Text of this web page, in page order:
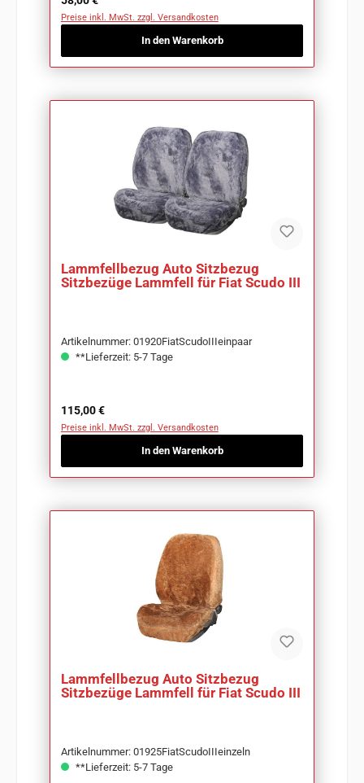
Preise inkl. MwSt. zzgl. Versandkosten
In den Warenkorb
Lammfellbezug Auto Sitzbezug
Sitzbezüge Lammfell für Fiat Scudo III
Artikelnummer: 01920FiatScudoIIIeinpaar
**Lieferzeit: 5-7 Tage
Regulärer Preis:
115,00 €
Preise inkl. MwSt. zzgl. Versandkosten
In den Warenkorb
Lammfellbezug Auto Sitzbezug
Sitzbezüge Lammfell für Fiat Scudo III
Artikelnummer: 01925FiatScudoIIIeinzeln
**Lieferzeit: 5-7 Tage